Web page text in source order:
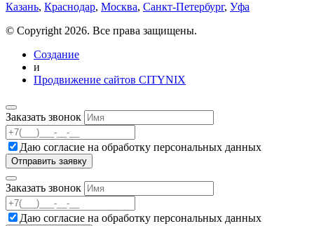
Казань, Краснодар, Москва, Санкт-Петербург, Уфа
© Copyright 2026. Все права защищены.
Создание
и
Продвижение сайтов CITYNIX
Заказать звонок
Даю согласие на обработку персональных данных
Заказать звонок
Даю согласие на обработку персональных данных